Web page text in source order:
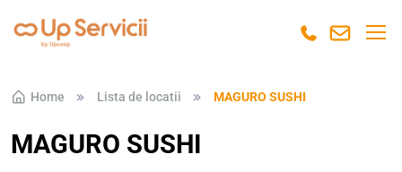
Skip to navigation
Skip to content
Home Lista de locatii MAGURO SUSHI
MAGURO SUSHI